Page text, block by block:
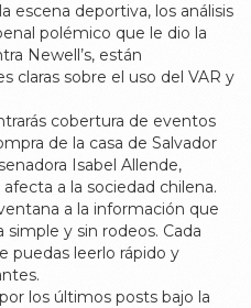
escena deportiva, los análisis
polémico que le dio la
Newell’s, están
claras sobre el uso del VAR y
cobertura de eventos
de la casa de Salvador
Isabel Allende,
a la sociedad chilena.
a la información que
y sin rodeos. Cada
puedas leerlo rápido y
los últimos posts bajo la